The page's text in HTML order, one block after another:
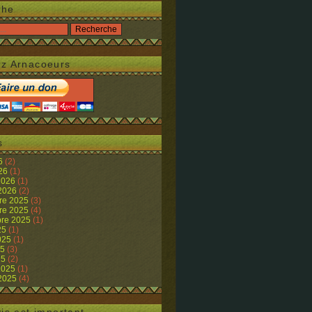
Arnacoeurs
(2)
(1)
(1)
(2)
2025 (3)
2025 (4)
2025 (1)
(1)
(1)
(3)
(2)
(1)
(4)